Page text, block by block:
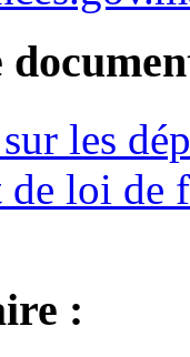
les
loi de
: